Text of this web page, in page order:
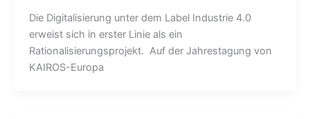
Die Digitalisierung unter dem Label Industrie 4.0
erweist sich in erster Linie als ein
Rationalisierungsprojekt. Auf der Jahrestagung von
KAIROS-Europa